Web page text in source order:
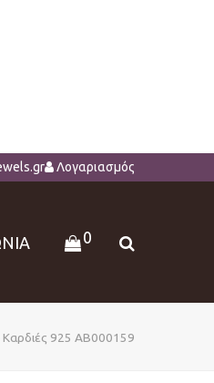
Λογαριασμός
0
Καρδιές 925 AB000159